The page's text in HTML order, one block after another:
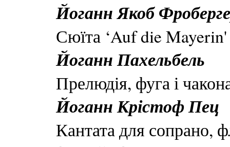
Йоганн Якоб
Сюїта ‘Auf die Mayerin'
Йоганн Пахельбель
Прелюдія, фуга і
Йоганн Крістоф Пец
Кантата для сопрано,